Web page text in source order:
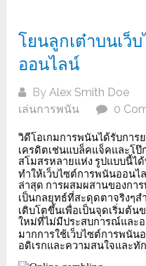
โยนลูกเต๋าบนเว็
ออนไลน์
ByAlex Smith Doe
เล่นการพนัน
0
วิดีโอเกมการพนันได้รับการ
เครดิตเช่นแบล็คแจ็คและโป๊
สโมสรหลายแห่งรูปแบบนี้ไ
ทำให้เว็บไซต์การพนันออน
ล่าสุด การผสมผสานของกา
เป็นกลยุทธ์ที่สะดุดตาจริงๆ
เติบโตขึ้นเพื่อเป็นจุดเริ่มต้
ใหม่ที่ไม่มีประสบการณ์และ
มากการใช้เว็บไซต์การพนัน
อดิเรกและความสนใจและทั